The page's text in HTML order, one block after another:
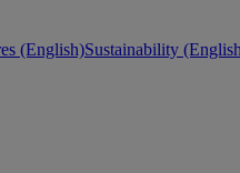
(English)Sustainability